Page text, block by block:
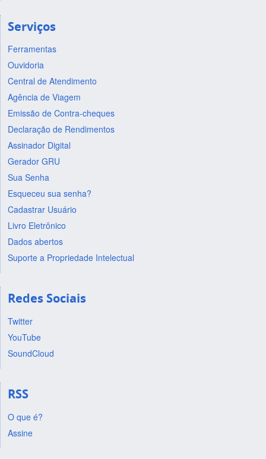
Serviços
Ferramentas
Ouvidoria
Central de Atendimento
Agência de Viagem
Emissão de Contra-cheques
Declaração de Rendimentos
Assinador Digital
Gerador GRU
Sua Senha
Esqueceu sua senha?
Cadastrar Usuário
Livro Eletrônico
Dados abertos
Suporte a Propriedade Intelectual
Redes Sociais
Twitter
YouTube
SoundCloud
RSS
O que é?
Assine